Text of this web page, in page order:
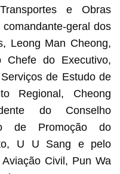
e Obras
geral dos
Leong Man Cheong,
do Executivo,
de Estudo de
Regional, Cheong
do Conselho
de Promoção do
U U Sang e pelo
Civil, Pun Wa